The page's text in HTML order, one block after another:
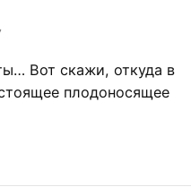
Вот скажи, откуда в
плодоносящее